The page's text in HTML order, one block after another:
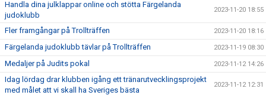
Handla dina julklappar online och stötta Färgelanda
judoklubb
2023-11-20 18:55
Fler framgångar på Trollträffen 2023-11-20 18:16
Färgelanda judoklubb tävlar på Trollträffen 2023-11-19 08:30
Medaljer på Judits pokal 2023-11-12 14:26
Idag lördag drar klubben igång ett tränarutvecklingsprojekt
med målet att vi skall ha Sveriges bästa
2023-11-12 12:31